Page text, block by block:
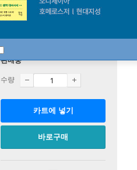
판매중
수량
카트에 넣기
바로구매